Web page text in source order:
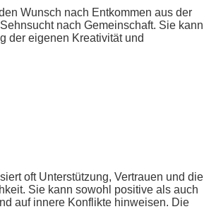
Wunsch nach Entkommen aus der
nach Gemeinschaft. Sie kann
der eigenen Kreativität und
oft Unterstützung, Vertrauen und die
Sie kann sowohl positive als auch
auf innere Konflikte hinweisen. Die